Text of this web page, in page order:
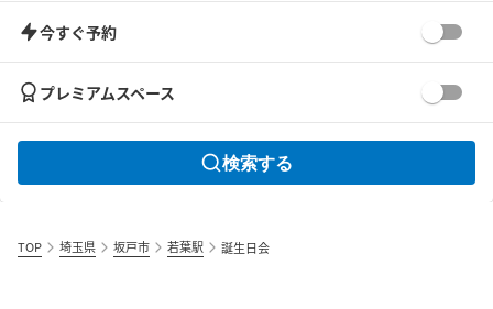
今すぐ予約
プレミアムスペース
検索する
TOP 埼玉県 坂戸市 若葉駅 誕生日会